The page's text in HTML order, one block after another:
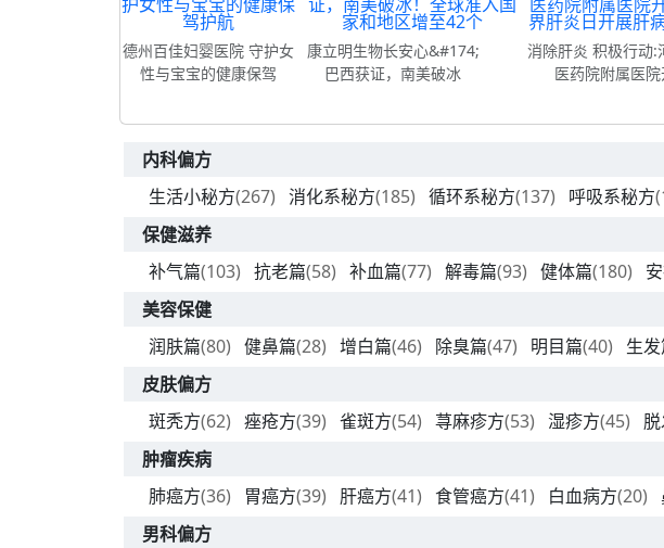
德州百佳妇婴医院 守护女
性与宝宝的健康保驾
康立明生物长安心&#174;
巴西获证，南美破冰
消除肝炎 积极行动:
医药院附属医
内科偏方
生活小秘方(267) 消化系秘方(185) 循环系秘方(137) 呼吸系秘方
保健滋养
补气篇(103) 抗老篇(58) 补血篇(77) 解毒篇(93) 健体篇(180)
美容保健
润肤篇(80) 健鼻篇(28) 增白篇(46) 除臭篇(47) 明目篇(40) 生
皮肤偏方
斑秃方(62) 痤疮方(39) 雀斑方(54) 荨麻疹方(53) 湿疹方(45)
肿瘤疾病
肺癌方(36) 胃癌方(39) 肝癌方(41) 食管癌方(41) 白血病方(20)
男科偏方